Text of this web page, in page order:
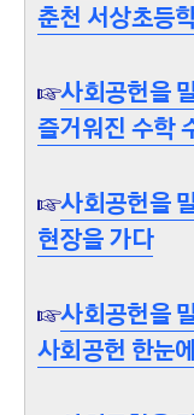
춘천 서상초등
☞사회공헌을
즐거워진 수학
☞사회공헌을
현장을 가다
☞사회공헌을
사회공헌 한눈